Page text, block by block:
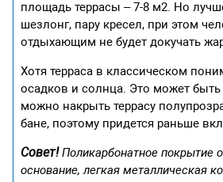
площадь террасы – 7-8 м2. Но
шезлонг, пару кресел, при этом
отдыхающим не будет докучать
Хотя терраса в классическом
осадков и солнца. Это может
можно накрыть террасу
бане, поэтому придется раньше
Совет! Поликарбонатное покрытие
основание, легкая металлическая